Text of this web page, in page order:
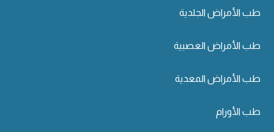
طب الأمراض الجلدية
طب الأمراض العصبية
طب الأمراض المعدية
طب الأورام